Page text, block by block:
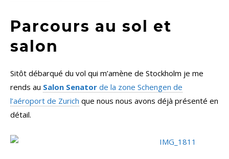
Parcours au sol et
salon
Sitôt débarqué du vol qui m’amène de Stockholm je me
rends au Salon Senator de la zone Schengen de
l’aéroport de Zurich que nous nous avons déjà présenté en
détail.